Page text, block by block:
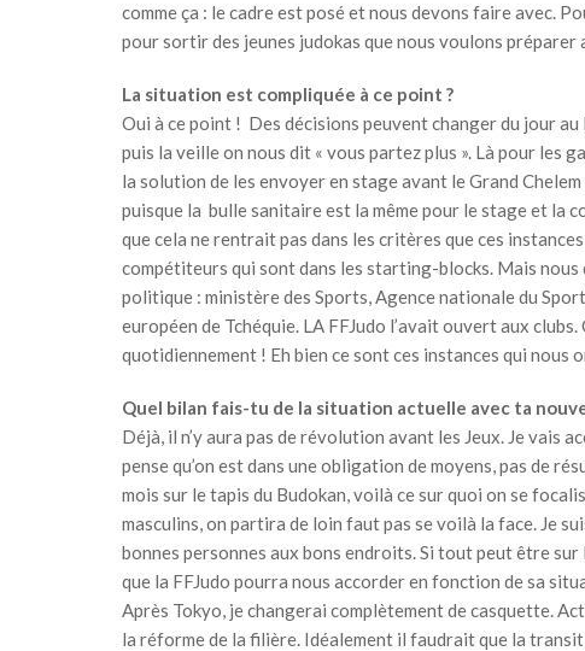
comme ça : le cadre est posé et nous devons faire avec.
pour sortir des jeunes judokas que nous voulons préparer
La situation est compliquée à ce point ?
Oui à ce point ! Des décisions peuvent changer du jour
puis la veille on nous dit « vous partez plus ». Là pour les
la solution de les envoyer en stage avant le Grand
puisque la bulle sanitaire est la même pour le stage et la
que cela ne rentrait pas dans les critères que ces
compétiteurs qui sont dans les starting-blocks. Mais
politique : ministère des Sports, Agence nationale du
européen de Tchéquie. LA FFJudo l’avait ouvert aux
quotidiennement ! Eh bien ce sont ces instances qui nous
Quel bilan fais-tu de la situation actuelle avec ta
Déjà, il n’y aura pas de révolution avant les Jeux. Je vais
pense qu’on est dans une obligation de moyens, pas de
mois sur le tapis du Budokan, voilà ce sur quoi on se
masculins, on partira de loin faut pas se voilà la face. Je
bonnes personnes aux bons endroits. Si tout peut être
que la FFJudo pourra nous accorder en fonction de sa
Après Tokyo, je changerai complètement de casquette.
la réforme de la filière. Idéalement il faudrait que la